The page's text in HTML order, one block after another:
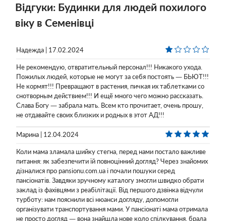
Відгуки: Будинки для людей похилого
віку в Семенівці
Надежда | 17.02.2024
Не рекомендую, отвратительный персонал!!! Никакого ухода.
Пожилых людей, которые не могут за себя постоять — БЬЮТ!!!
Не кормят!!! Превращают в растения, пичкая их таблетками со
снотворным действием!!! И ещё много чего можно рассказать.
Слава Богу — забрала мать. Всем кто прочитает, очень прошу,
не отдавайте своих близких и родных в этот АД!!!
Марина | 12.04.2024
Коли мама зламала шийку стегна, перед нами постало важливе
питання: як забезпечити їй повноцінний догляд? Через знайомих
дізналися про pansionu.com.ua і почали пошуки серед
пансіонатів. Завдяки зручному каталогу змогли швидко обрати
заклад із фахівцями з реабілітації. Від першого дзвінка відчули
турботу: нам пояснили всі нюанси догляду, допомогли
організувати транспортування мами. У пансіонаті мама отримала
не просто догляд — вона знайшла нове коло спілкування, брала